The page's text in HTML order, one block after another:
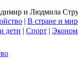
и Людмила
| В стране и
дети | Спорт |